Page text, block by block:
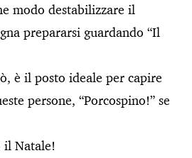
modo destabilizzare il
prepararsi guardando “Il
è il posto ideale per capire
persone, “Porcospino!” se
il Natale!